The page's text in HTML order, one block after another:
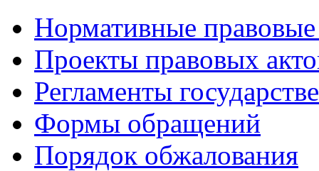
Нормативные
Проекты правовых
Регламенты
Формы обращений
Порядок обжалования